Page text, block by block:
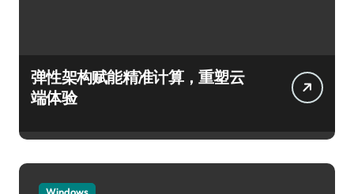
弹性架构赋能精准计算，重塑云
端体验
Windows